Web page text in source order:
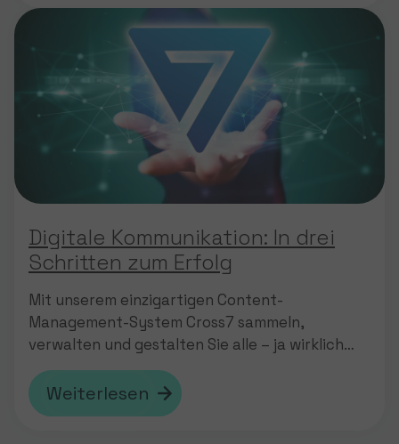
Ihnen.
Digitale Kommunikation: In drei
Schritten zum Erfolg
Mit unserem einzigartigen Content-
Management-System Cross7 sammeln,
verwalten und gestalten Sie alle – ja wirklich
alle – Inhalte und spielen diese per Knopfdruck
auf den gewünschten Kanälen aus. Mit nur
einem Login. Cross7 selbst erleben Cross7
Weiterlesen